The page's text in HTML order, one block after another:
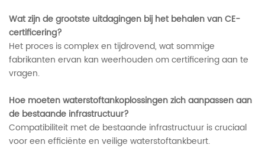
Wat zijn de grootste uitdagingen bij het behalen van CE-
certificering?
Het proces is complex en tijdrovend, wat sommige
fabrikanten ervan kan weerhouden om certificering aan te
vragen.
Hoe moeten waterstoftankoplossingen zich aanpassen aan
de bestaande infrastructuur?
Compatibiliteit met de bestaande infrastructuur is cruciaal
voor een efficiënte en veilige waterstoftankbeurt.